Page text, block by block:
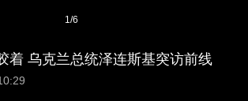
1/6
着 乌克兰总统泽连斯基突访前线